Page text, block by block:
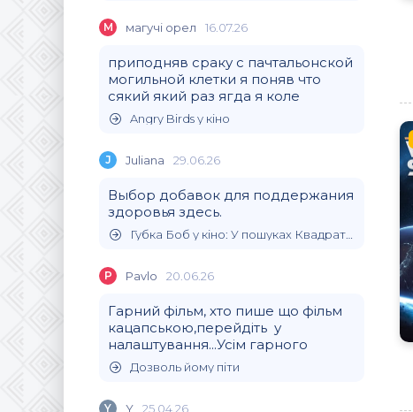
М магучi орел 16.07.26
приподняв сраку с пачтальонской
могильной клетки я поняв что
сякий який раз ягда я коле
Angry Birds у кіно
J Juliana 29.06.26
Выбор добавок для поддержания
здоровья здесь.
Губка Боб у кіно: У пошуках Квадратних Штанів
P Pavlo 20.06.26
Гарний фільм, хто пише що фільм
кацапською,перейдіть у
налаштування...Усім гарного
Дозволь йому піти
Y Y 25.04.26